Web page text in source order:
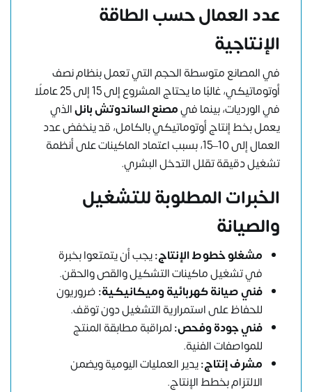
عدد العمال حسب الطاقة
الإنتاجية
في المصانع متوسطة الحجم التي تعمل بنظام نصف
أوتوماتيكي، غالبًا ما يحتاج المشروع إلى 15 إلى 25 عاملًا
في الورديات، بينما فيمصنع الساندوتش بانلالذي
يعمل بخط إنتاج أوتوماتيكي بالكامل، قد ينخفض عدد
العمال إلى 10–15، بسبب اعتماد الماكينات على أنظمة
تشغيل دقيقة تقلل التدخل البشري.
الخبرات المطلوبة للتشغيل
والصيانة
مشغلو خطوط الإنتاج:يجب أن يتمتعوا بخبرة
في تشغيل ماكينات التشكيل والقص والحقن.
فني صيانة كهربائية وميكانيكية:ضروريون
للحفاظ على استمرارية التشغيل دون توقف.
فني جودة وفحص:لمراقبة مطابقة المنتج
للمواصفات الفنية.
مشرف إنتاج:يدير العمليات اليومية ويضمن
الالتزام بخطط الإنتاج.